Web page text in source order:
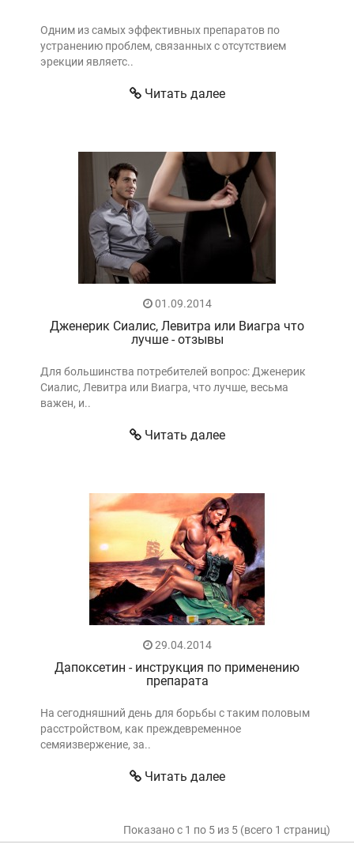
Одним из самых эффективных препаратов по
устранению проблем, связанных с отсутствием
эрекции являетс..
Читать далее
01.09.2014
Дженерик Сиалис, Левитра или Виагра что
лучше - отзывы
Для большинства потребителей вопрос: Дженерик
Сиалис, Левитра или Виагра, что лучше, весьма
важен, и..
Читать далее
29.04.2014
Дапоксетин - инструкция по применению
препарата
На сегодняшний день для борьбы с таким половым
расстройством, как преждевременное
семяизвержение, за..
Читать далее
Показано с 1 по 5 из 5 (всего 1 страниц)